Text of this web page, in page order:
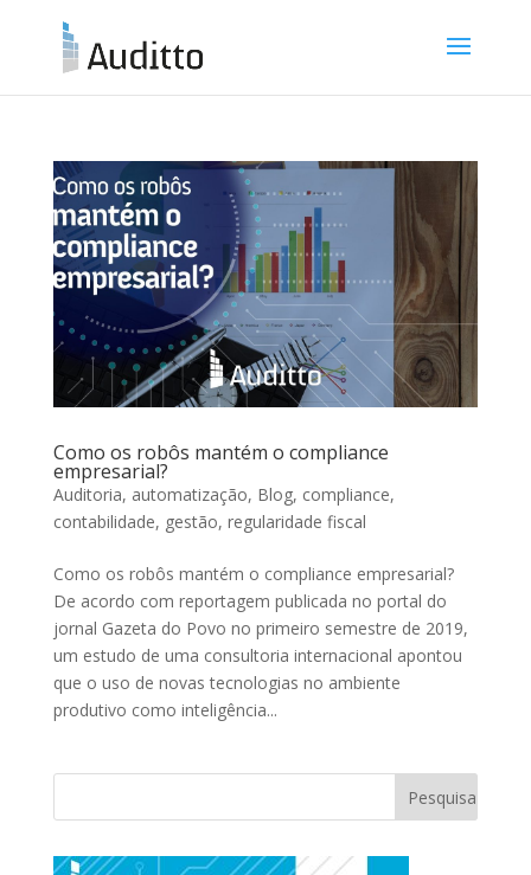
Como os robôs mantém o compliance
empresarial?
Auditoria, automatização, Blog, compliance,
contabilidade, gestão, regularidade fiscal
Como os robôs mantém o compliance empresarial?
De acordo com reportagem publicada no portal do
jornal Gazeta do Povo no primeiro semestre de 2019,
um estudo de uma consultoria internacional apontou
que o uso de novas tecnologias no ambiente
produtivo como inteligência...